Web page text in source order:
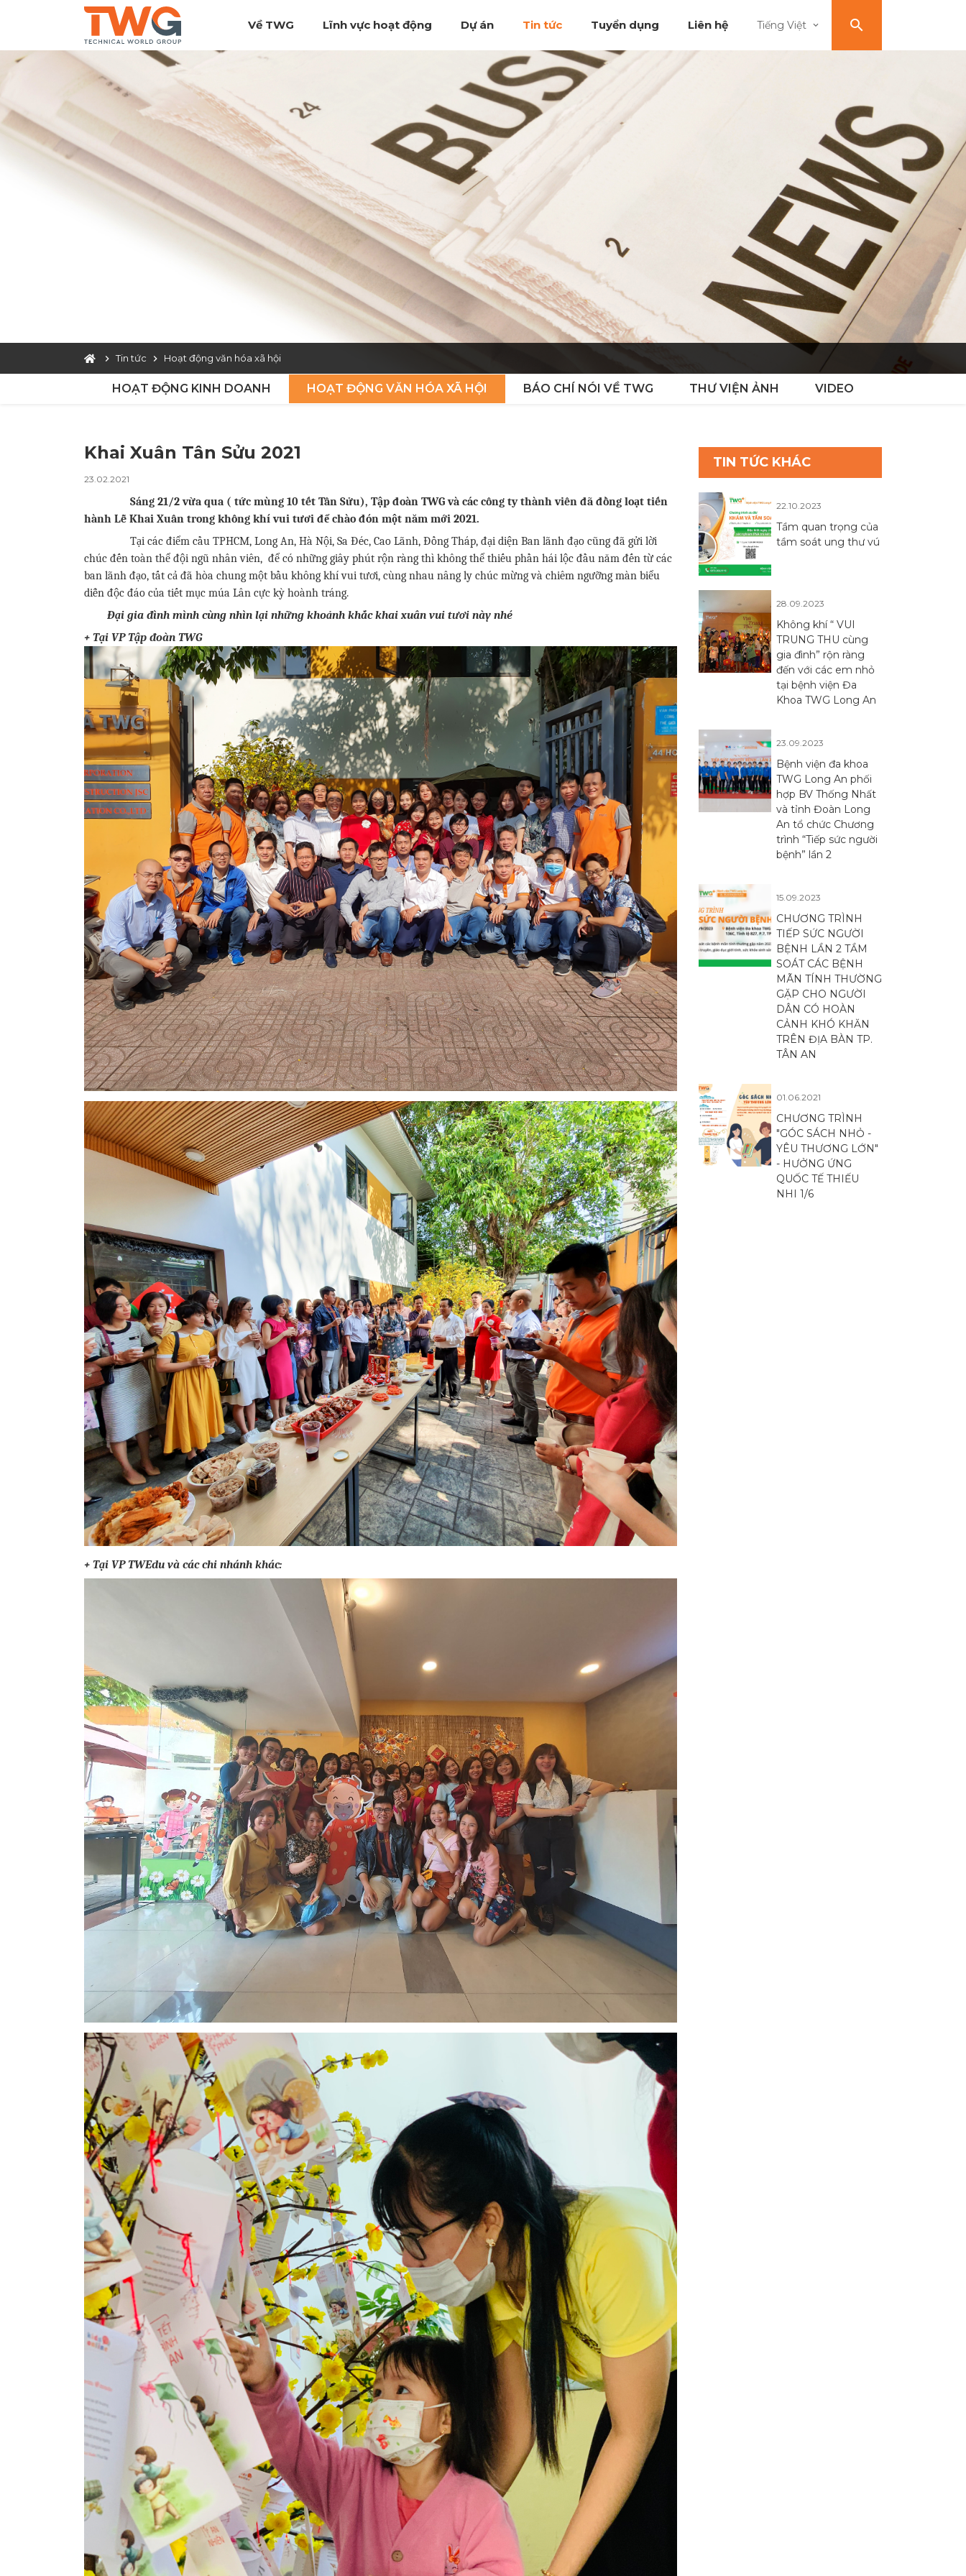
Về TWG Lĩnh vực hoạt động Dự án Tin tức Tuyển dụng Liên hệ Tiếng Việt
Tin tức Hoạt động văn hóa xã hội
HOẠT ĐỘNG KINH DOANH HOẠT ĐỘNG VĂN HÓA XÃ HỘI BÁO CHÍ NÓI VỀ TWG THƯ VIỆN ẢNH VIDEO
Khai Xuân Tân Sửu 2021
23.02.2021
Sáng 21/2 vừa qua ( tức mùng 10 tết Tân Sửu), Tập đoàn TWG và các công ty thành viên đã đồng loạt tiến
hành Lễ Khai Xuân trong không khí vui tươi để chào đón một năm mới 2021.
Tại các điểm cầu TPHCM, Long An, Hà Nội, Sa Đéc, Cao Lãnh, Đồng Tháp, đại diện Ban lãnh đạo cũng đã gửi lời
chúc đến toàn thể đội ngũ nhân viên, để có những giây phút rộn ràng thì không thể thiếu phần hái lộc đầu năm đến từ các
ban lãnh đạo, tất cả đã hòa chung một bầu không khí vui tươi, cùng nhau nâng ly chúc mừng và chiêm ngưỡng màn biểu
diễn độc đáo của tiết mục múa Lân cực kỳ hoành tráng.
Đại gia đình mình cùng nhìn lại những khoảnh khắc khai xuân vui tươi này nhé
+ Tại VP Tập đoàn TWG
+ Tại VP TWEdu và các chi nhánh khác:
TIN TỨC KHÁC
22.10.2023
Tầm quan trọng của
tầm soát ung thư vú
28.09.2023
Không khí “ VUI
TRUNG THU cùng
gia đình” rộn ràng
đến với các em nhỏ
tại bệnh viện Đa
Khoa TWG Long An
23.09.2023
Bệnh viện đa khoa
TWG Long An phối
hợp BV Thống Nhất
và tỉnh Đoàn Long
An tổ chức Chương
trình “Tiếp sức người
bệnh” lần 2
15.09.2023
CHƯƠNG TRÌNH
TIẾP SỨC NGƯỜI
BỆNH LẦN 2 TẦM
SOÁT CÁC BỆNH
MÃN TÍNH THƯỜNG
GẶP CHO NGƯỜI
DÂN CÓ HOÀN
CẢNH KHÓ KHĂN
TRÊN ĐỊA BÀN TP.
TÂN AN
01.06.2021
CHƯƠNG TRÌNH
"GÓC SÁCH NHỎ -
YÊU THƯƠNG LỚN"
- HƯỞNG ỨNG
QUỐC TẾ THIẾU
NHI 1/6